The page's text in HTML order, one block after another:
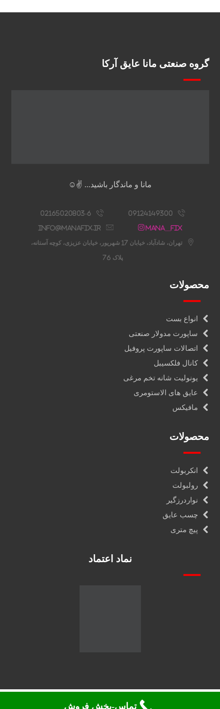
گروه صنعتی مانا عایق آرکا
مانا و ماندگار باشید... ✌️☺️
09124149300
02165020803-6
Mana__fix
info@manafix.ir
تهران، شادآباد، خیابان 17 شهریور، خیابان عزیزی، کوچه آستانه،
پلاک 76
محصولات
انواع بست
ساپورت مدولار صنعتی
اتصالات ساپورت پروفیل
کانال فلکسیبل
یونولیت شانه تخم مرغی
عایق های الاستومری
مافیکس
محصولات
انکربولت
رولبولت
نواردرزگیر
چسب عایق
پیچ متری
نماد اعتماد
تمامی حقوق 2026. محفوظ می باشد ©تماس-بخش فروش